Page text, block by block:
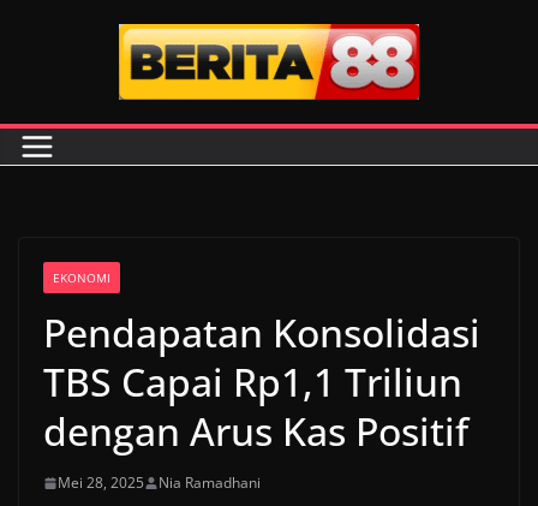
EKONOMI
Pendapatan Konsolidasi
TBS Capai Rp1,1 Triliun
dengan Arus Kas Positif
Mei 28, 2025 Nia Ramadhani